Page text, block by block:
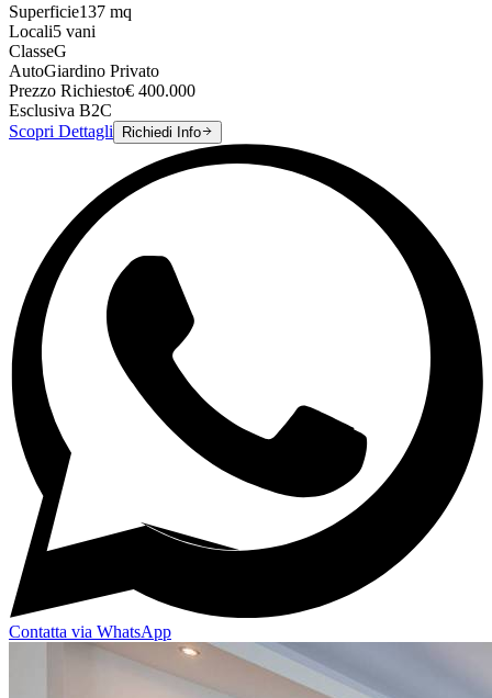
Superficie137 mq
Locali5 vani
ClasseG
AutoGiardino Privato
Prezzo Richiesto€ 400.000
Esclusiva B2C
Scopri Dettagli
Richiedi Info
Contatta via WhatsApp